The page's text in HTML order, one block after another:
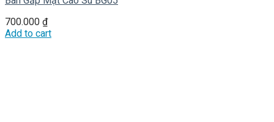
700.000 ₫
Add to cart